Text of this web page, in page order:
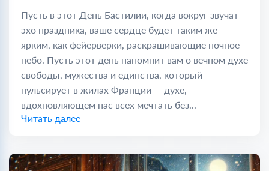
Пусть в этот День Бастилии, когда вокруг звучат
эхо праздника, ваше сердце будет таким же
ярким, как фейерверки, раскрашивающие ночное
небо. Пусть этот день напомнит вам о вечном духе
свободы, мужества и единства, который
пульсирует в жилах Франции — духе,
вдохновляющем нас всех мечтать без...
Читать далее